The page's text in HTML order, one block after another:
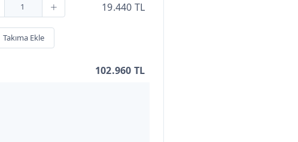
19.440 TL
Takıma Ekle
102.960 TL